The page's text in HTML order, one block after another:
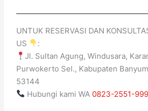
UNTUK RESERVASI DAN
US
:
Jl. Sultan Agung, Windusara,
Purwokerto Sel., Kabupaten
53144
Hubungi kami WA 0823-2551-